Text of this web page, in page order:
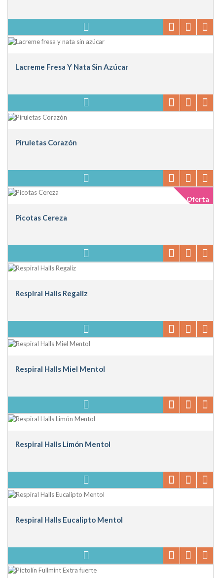
Lacreme Fresa Y Nata Sin Azúcar
Piruletas Corazón
Oferta
Picotas Cereza
Respiral Halls Regaliz
Respiral Halls Miel Mentol
Respiral Halls Limón Mentol
Respiral Halls Eucalipto Mentol